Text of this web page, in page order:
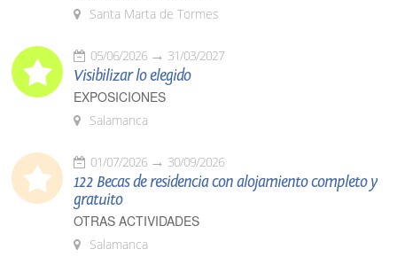
Santa Marta de Tormes
05/06/2026 31/03/2027
Visibilizar lo elegido
EXPOSICIONES
Salamanca
01/07/2026 30/09/2026
122 Becas de residencia con alojamiento completo y
gratuito
OTRAS ACTIVIDADES
Salamanca